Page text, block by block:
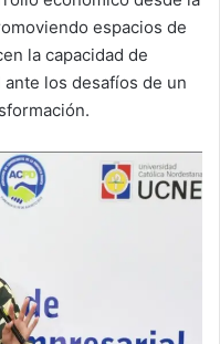
espacios de
la capacidad de
los desafíos de un